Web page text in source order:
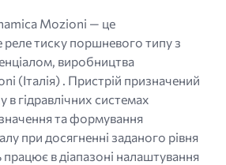
Mozioni — це
реле тиску поршневого типу з
виробництва
(Італія) . Пристрій призначений
гідравлічних системах
та формування
при досягненні заданого рівня
в діапазоні налаштування